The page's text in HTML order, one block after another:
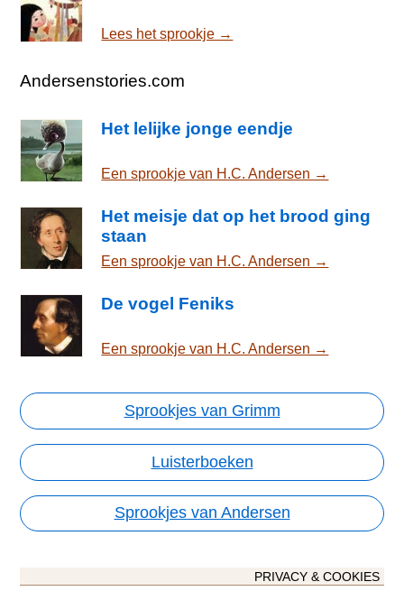
Lees het sprookje →
Andersenstories.com
Het lelijke jonge eendje
Een sprookje van H.C. Andersen →
Het meisje dat op het brood ging
staan
Een sprookje van H.C. Andersen →
De vogel Feniks
Een sprookje van H.C. Andersen →
Sprookjes van Grimm
Luisterboeken
Sprookjes van Andersen
PRIVACY & COOKIES